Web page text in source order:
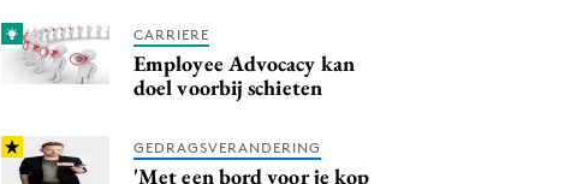
CARRIERE
Employee Advocacy kan
doel voorbij schieten
GEDRAGSVERANDERING
'Met een bord voor je kop